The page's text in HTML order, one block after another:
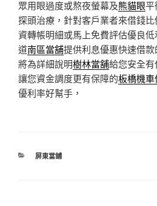
眾用眼過度或熬夜螢幕及熊貓眼平
探頭治療，針對客戶業者來借錢比
資轉帳明細或馬上免費評估優良
道南區當舖提供利息優惠快速借
將為詳細說明樹林當舖給您安全有
讓您資金調度更有保障的板橋機車
優利率好幫手，
分
屏東當舖